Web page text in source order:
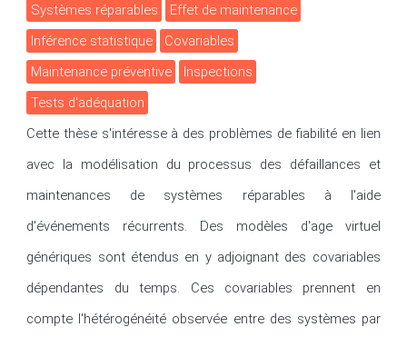
systèmes réparables
effet de maintenance
inférence statistique
covariables
maintenance préventive
inspections
tests d'adéquation
Cette thèse s'intéresse à des problèmes de fiabilité en lien
avec la modélisation du processus des défaillances et
maintenances de systèmes réparables à l'aide
d'événements récurrents. Des modèles d'age virtuel
génériques sont étendus en y adjoignant des covariables
dépendantes du temps. Ces covariables prennent en
compte l'hétérogénéité observée entre des systèmes par